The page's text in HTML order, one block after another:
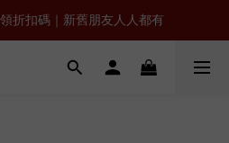
領折扣碼｜新舊朋友人人都有